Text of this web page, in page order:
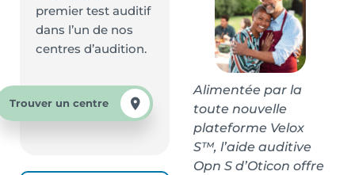
premier test auditif
dans l’un de nos
centres d’audition.
Trouver un centre
Alimentée par la
toute nouvelle
plateforme Velox
S™, l’aide auditive
Opn S d’Oticon offre